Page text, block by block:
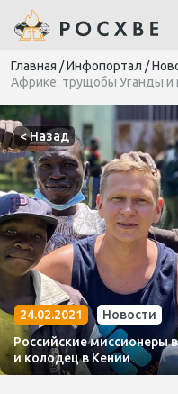
Главная /Инфопортал /
Африке: трущобы Уганды и
< Назад
24.02.2021
Новости
Российские миссионеры
и колодец в Кении